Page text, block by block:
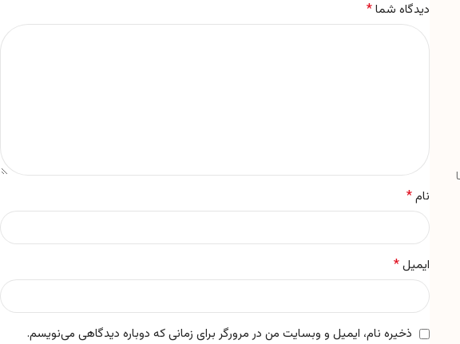
دیدگاه شما*
نام*
ایمیل*
ذخیره نام، ایمیل و وبسایت من در مرورگر برای زمانی که دوباره دیدگاهی می‌نویسم.